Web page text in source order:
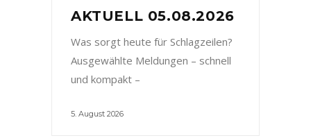
AKTUELL 05.08.2026
Was sorgt heute für Schlagzeilen?
Ausgewählte Meldungen – schnell
und kompakt –
5. August 2026